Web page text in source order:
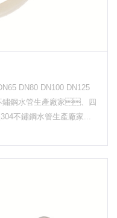
DN80 DN100 DN125
鏽鋼水管生產廠家、四
不鏽鋼水管生產廠家...